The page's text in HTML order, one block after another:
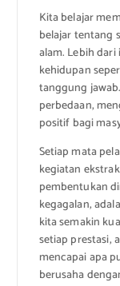
Kita belajar
belajar tentang
alam. Lebih
kehidupan
tanggung
perbedaan,
positif bagi
Setiap mata
kegiatan
pembentukan
kegagalan,
kita semakin
setiap prestasi,
mencapai apa
berusaha